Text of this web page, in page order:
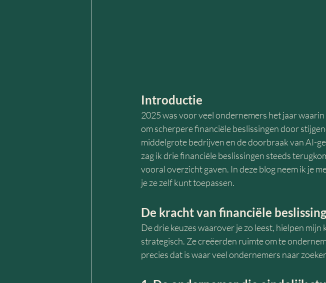
Introductie
2025 was voor veel ondernemers het jaar
om scherpere financiële beslissingen door
middelgrote bedrijven en de doorbraak van AI-
zag ik drie financiële beslissingen steeds
vooral overzicht gaven. In deze blog neem ik je
je ze zelf kunt toepassen.
De kracht van financiële
De drie keuzes waarover je zo leest, hielpen
strategisch. Ze creëerden ruimte om te
precies dat is waar veel ondernemers naar